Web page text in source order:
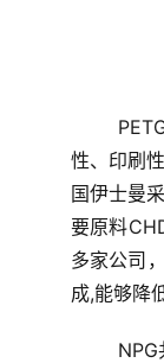
性、印刷
国伊士曼
要原料
多家公司
成,能够降